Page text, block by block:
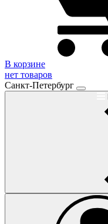
В корзине
нет товаров
Санкт-Петербург